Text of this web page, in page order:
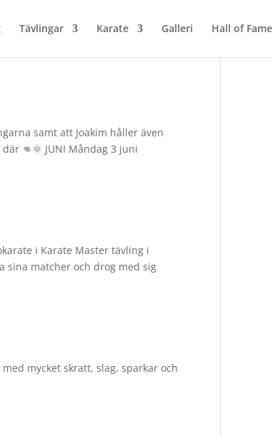
Tävlingar Karate Galleri Hall of Fame
samt att Joakim håller även
👊🌞 JUNI Måndag 3 juni
i Karate Master tävling i
sina matcher och drog med sig
mycket skratt, slag, sparkar och